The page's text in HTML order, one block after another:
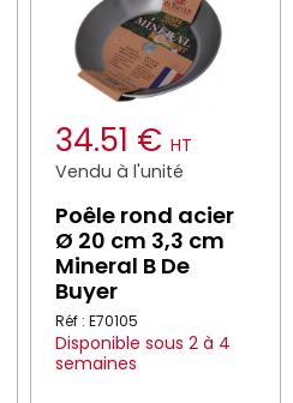
34.51 € HT
Vendu à l'unité
Poêle rond acier
Ø 20 cm 3,3 cm
Mineral B De
Buyer
Réf : E70105
Disponible sous 2 à 4
semaines